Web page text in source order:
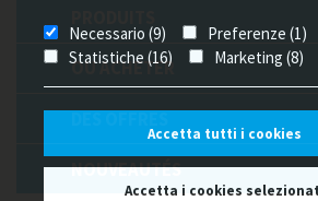
Necessario (9)
Preferenze (1)
Statistiche (16)
Marketing (8)
Accetta tutti i cookies
Accetta i cookies
OU ACHETER
DES OFFRES
NOUVEAUTÉS